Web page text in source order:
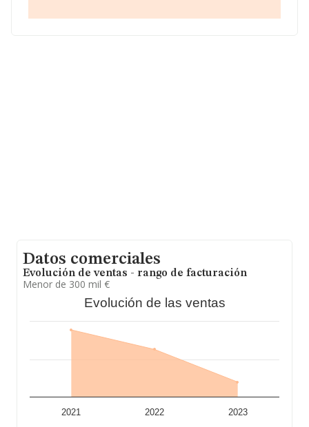
Datos comerciales
Evolución de ventas - rango de facturación
Menor de 300 mil €
Evolución de las ventas
2021 2022 2023